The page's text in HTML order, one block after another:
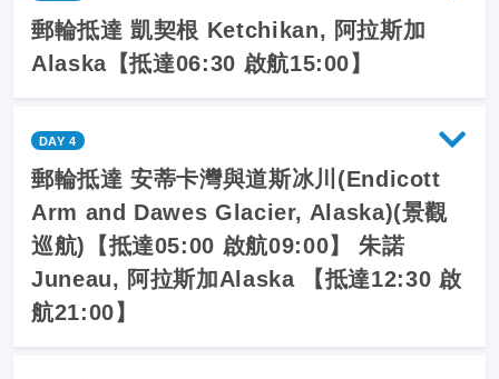
郵輪抵達 凱契根 Ketchikan, 阿拉斯加
Alaska【抵達06:30 啟航15:00】
DAY 4
郵輪抵達 安蒂卡灣與道斯冰川(Endicott
Arm and Dawes Glacier, Alaska)(景觀
巡航)【抵達05:00 啟航09:00】 朱諾
Juneau, 阿拉斯加Alaska 【抵達12:30 啟
航21:00】